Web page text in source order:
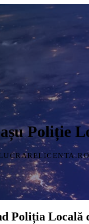
Poliție
Poliția Locală